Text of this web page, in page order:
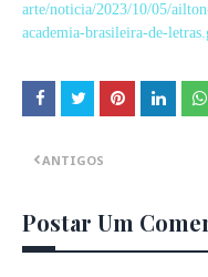
arte/noticia/2023/10/05/
academia-brasileira-de-
ANTIGOS
Postar Um